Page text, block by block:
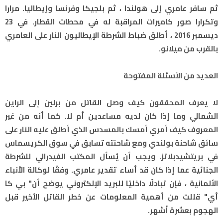
ثم سافر عامري إلى هولندا ، ثم بلجيكا وفرنسا وإيطاليا. مرارا
وتكرارا صور كاميرات المراقبة له في محطات القطار. في 23
ديسمبر 2016 ، أطلق ضباط الشرطة الإيطاليون النار على العامري
بالقرب من ميلانو.
العديد من الأسئلة المفتوحة
لا يعرف المحققون كيف وصل القاتل من برلين إلى الراين
الشمالي وما إذا كان لديه مساعدين أم لا. كما أنه من غير
المعروف كيف أمري أمسك بالمسدس الذي أطلق عليه النار على
سائق شاحنة بولندي ومع شاحنته تسابق في سوق الكريسماس
في بريتشيدبلاتز. ويجب أن يُسأل المكتب الفيدرالي للشرطة
الجنائية عما إذا كان قد أساء تقدير عامري. وفقًا لوكالة الأنباء
الألمانية ، فإن تبادلًا داخليًا للبريد الإلكتروني يوضح أن" بي كا
أي" قللت من أهمية المعلومات عن خطر القاتل الأخير قبل
الهجوم بعشرة أشهر.